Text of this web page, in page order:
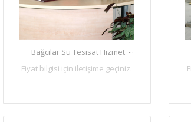
Bağcılar Su Tesisat Hizmet ...
Fiyat bilgisi için iletişime geçiniz.